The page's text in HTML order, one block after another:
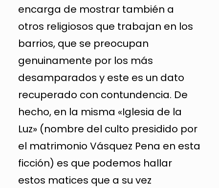
encarga de mostrar también a
otros religiosos que trabajan en los
barrios, que se preocupan
genuinamente por los más
desamparados y este es un dato
recuperado con contundencia. De
hecho, en la misma «Iglesia de la
Luz» (nombre del culto presidido por
el matrimonio Vásquez Pena en esta
ficción) es que podemos hallar
estos matices que a su vez